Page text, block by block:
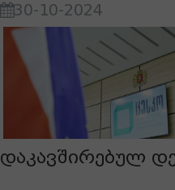
30-10-2024
დაკავშირებულ